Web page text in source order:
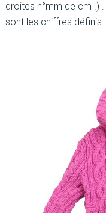
droites n°mm de cm .)
sont les chiffres définis